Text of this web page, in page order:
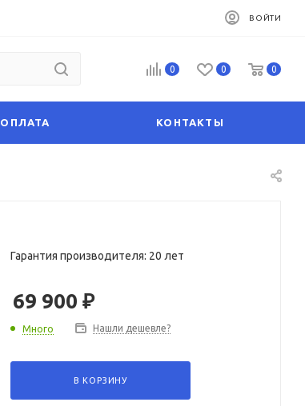
ВОЙТИ
0 0 0
ОПЛАТА КОНТАКТЫ
Гарантия производителя: 20 лет
69 900 ₽
Много Нашли дешевле?
В КОРЗИНУ